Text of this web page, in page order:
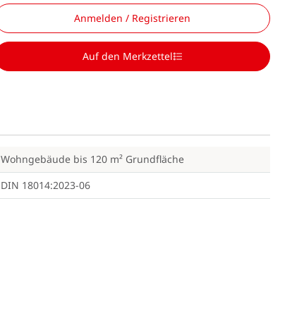
Anmelden / Registrieren
Auf den Merkzettel
Wohngebäude bis 120 m² Grundfläche
DIN 18014:2023-06